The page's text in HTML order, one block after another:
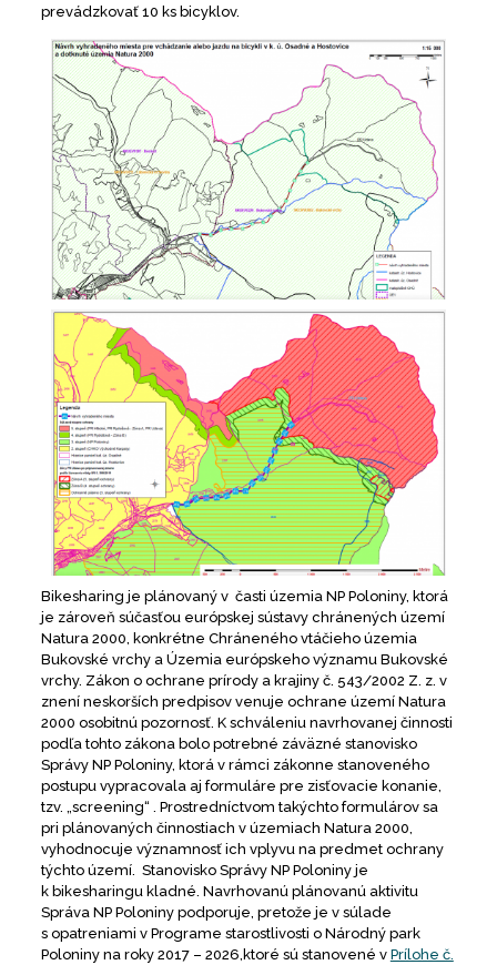
prevádzkovať 10 ks bicyklov.
Bikesharing je plánovaný v časti územia NP Poloniny, ktorá
je zároveň súčasťou európskej sústavy chránených území
Natura 2000, konkrétne Chráneného vtáčieho územia
Bukovské vrchy a Územia európskeho významu Bukovské
vrchy. Zákon o ochrane prírody a krajiny č. 543/2002 Z. z. v
znení neskorších predpisov venuje ochrane území Natura
2000 osobitnú pozornosť. K schváleniu navrhovanej činnosti
podľa tohto zákona bolo potrebné záväzné stanovisko
Správy NP Poloniny, ktorá v rámci zákonne stanoveného
postupu vypracovala aj formuláre pre zisťovacie konanie,
tzv. „screening“ . Prostredníctvom takýchto formulárov sa
pri plánovaných činnostiach v územiach Natura 2000,
vyhodnocuje významnosť ich vplyvu na predmet ochrany
týchto území. Stanovisko Správy NP Poloniny je
k bikesharingu kladné. Navrhovanú plánovanú aktivitu
Správa NP Poloniny podporuje, pretože je v súlade
s opatreniami v Programe starostlivosti o Národný park
Poloniny na roky 2017 – 2026,ktoré sú stanovené v Prílohe č.